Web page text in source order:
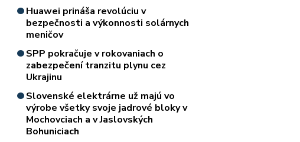
Huawei prináša revolúciu v
bezpečnosti a výkonnosti solárnych
meničov
SPP pokračuje v rokovaniach o
zabezpečení tranzitu plynu cez
Ukrajinu
Slovenské elektrárne už majú vo
výrobe všetky svoje jadrové bloky v
Mochovciach a v Jaslovských
Bohuniciach